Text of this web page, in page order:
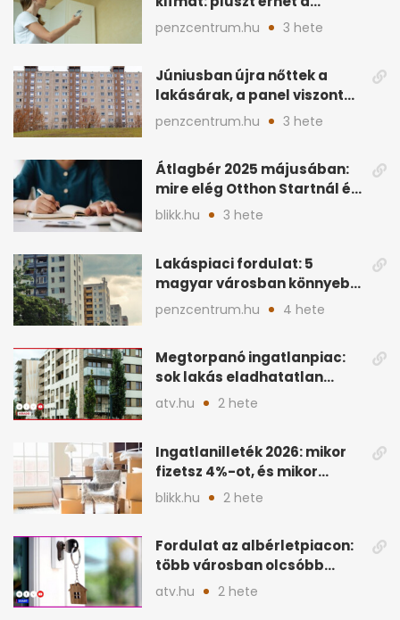
lakásban a hűtés
penzcentrum.hu 3 hete
Júniusban újra nőttek a
lakásárak, a panel viszont
lemaradt
penzcentrum.hu 3 hete
Átlagbér 2025 májusában:
mire elég Otthon Startnál és
hitelnél?
blikk.hu 3 hete
Lakáspiaci fordulat: 5
magyar városban könnyebb
lett lakást venni
penzcentrum.hu 4 hete
Megtorpanó ingatlanpiac:
sok lakás eladhatatlan
maradhat árcsökkentés
atv.hu 2 hete
Ingatlanilleték 2026: mikor
fizetsz 4%-ot, és mikor
úszható meg legálisan?
blikk.hu 2 hete
Fordulat az albérletpiacon:
több városban olcsóbb
lehet a hiteltörlesztő
atv.hu 2 hete